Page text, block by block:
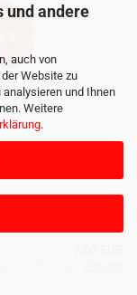
und andere
auch von
Website zu
und Ihnen
Weitere
.
25a UStG zzgl.